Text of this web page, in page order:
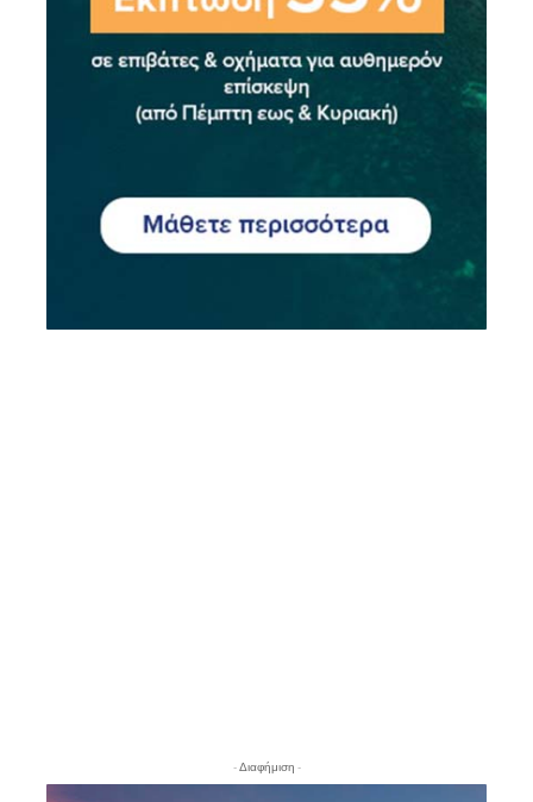
- Διαφήμιση -